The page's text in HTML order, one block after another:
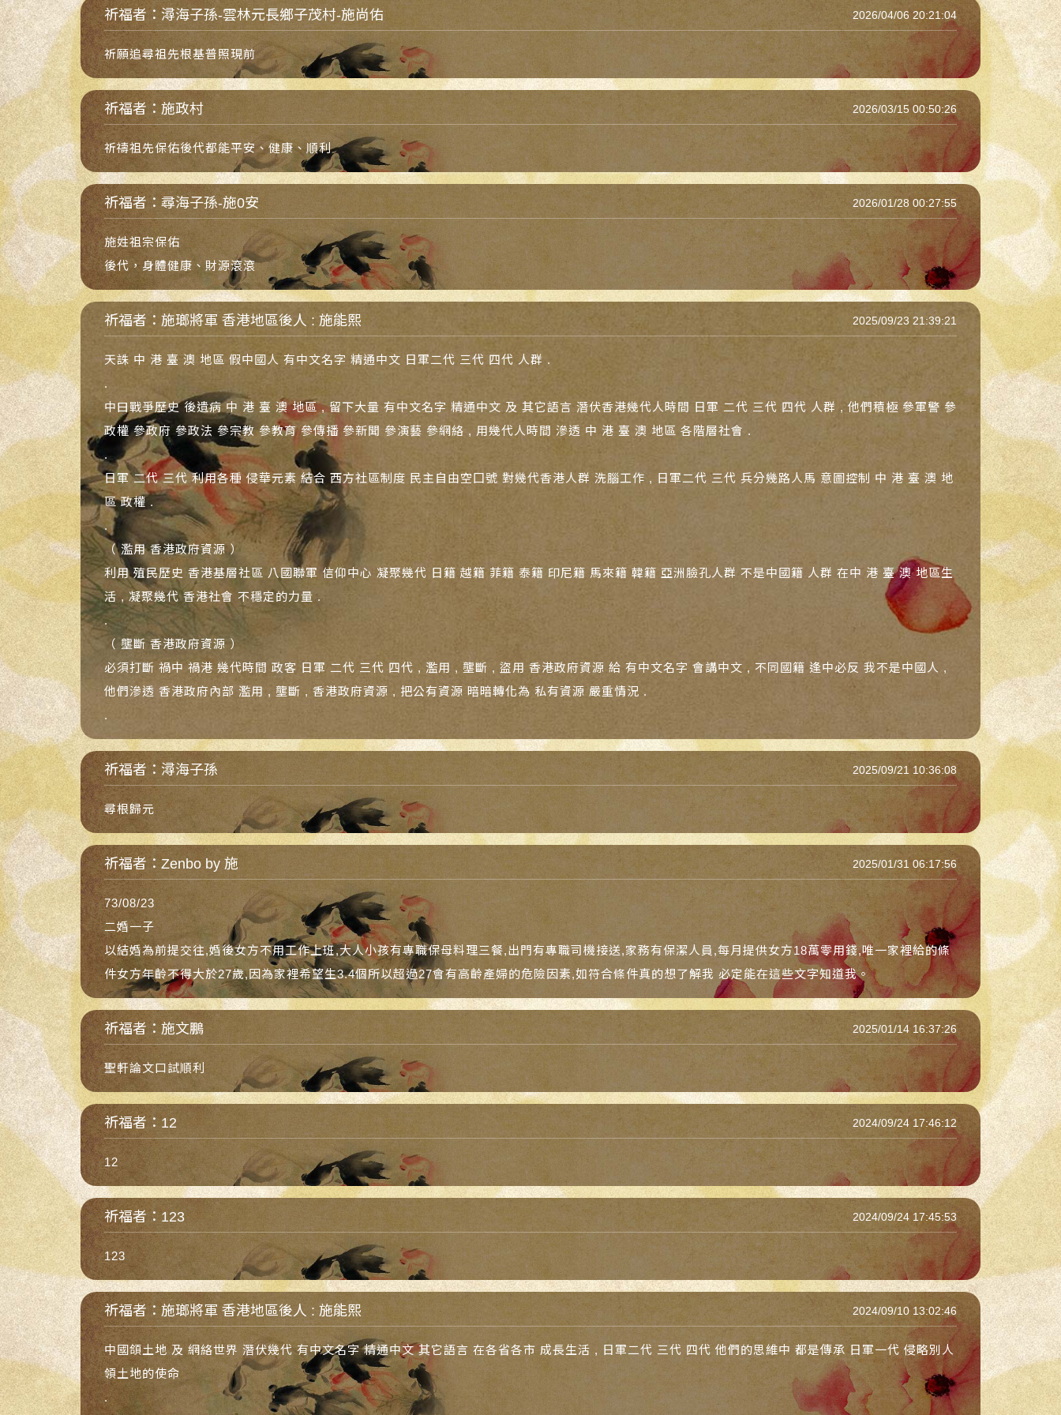
祈福者：潯海子孫-雲林元長鄉子茂村-施尚佑 2026/04/06 20:21:04
祈願追尋祖先根基普照現前
祈福者：施政村 2026/03/15 00:50:26
祈禱祖先保佑後代都能平安、健康、順利
祈福者：尋海子孫-施0安 2026/01/28 00:27:55
施姓祖宗保佑
後代，身體健康、財源滾滾
祈福者：施瑯將軍 香港地區後人 : 施能熙 2025/09/23 21:39:21
天誅 中 港 臺 澳 地區 假中國人 有中文名字 精通中文 日軍二代 三代 四代 人群 .
.
中曰戰爭歷史 後遺病 中 港 臺 澳 地區 , 留下大量 有中文名字 精通中文 及 其它語言 潛伏香港幾代人時間 日軍 二代 三代 四代 人群 , 他們積極 參軍警 參
政權 參政府 參政法 參宗教 參教育 參傳播 參新聞 參演藝 參網絡 , 用幾代人時間 滲透 中 港 臺 澳 地區 各階層社會 .
.
日軍 二代 三代 利用各種 侵華元素 結合 西方社區制度 民主自由空囗號 對幾代香港人群 洗腦工作 , 日軍二代 三代 兵分幾路人馬 意圖控制 中 港 臺 澳 地
區 政權 .
.
（ 濫用 香港政府資源 ）
利用 殖民歷史 香港基層社區 八國聯軍 信仰中心 凝聚幾代 日籍 越籍 菲籍 泰籍 印尼籍 馬來籍 韓籍 亞洲臉孔人群 不是中國籍 人群 在中 港 臺 澳 地區生
活 , 凝聚幾代 香港社會 不穩定的力量 .
.
（ 壟斷 香港政府資源 ）
必須打斷 禍中 禍港 幾代時間 政客 日軍 二代 三代 四代 , 濫用 , 壟斷 , 盜用 香港政府資源 給 有中文名字 會講中文 , 不同國籍 逢中必反 我不是中國人 ,
他們滲透 香港政府內部 濫用 , 壟斷 , 香港政府資源 , 把公有資源 暗暗轉化為 私有資源 嚴重情況 .
.
祈福者：潯海子孫 2025/09/21 10:36:08
尋根歸元
祈福者：Zenbo by 施 2025/01/31 06:17:56
73/08/23
二婚一子
以結婚為前提交往,婚後女方不用工作上班,大人小孩有專職保母料理三餐,出門有專職司機接送,家務有保潔人員,每月提供女方18萬零用錢,唯一家裡給的條
件女方年齡不得大於27歲,因為家裡希望生3.4個所以超過27會有高齡產婦的危險因素,如符合條件真的想了解我 必定能在這些文字知道我。
祈福者：施文鵬 2025/01/14 16:37:26
聖軒論文口試順利
祈福者：12 2024/09/24 17:46:12
12
祈福者：123 2024/09/24 17:45:53
123
祈福者：施瑯將軍 香港地區後人 : 施能熙 2024/09/10 13:02:46
中國頜土地 及 網絡世界 潛伏幾代 有中文名字 精通中文 其它語言 在各省各市 成長生活 , 日軍二代 三代 四代 他們的思維中 都是傳承 日軍一代 侵略別人
領土地的使命
.